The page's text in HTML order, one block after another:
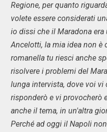
Regione, per quanto
volete essere considerati
io dissi che il Maradona era
Ancelotti, la mia idea non è
romanella tu riesci anche
risolvere i problemi del
lunga intervista, dove voi vi
risponderò e vi provocherò
anche il tema, in un'altra
Perché ad oggi il Napoli